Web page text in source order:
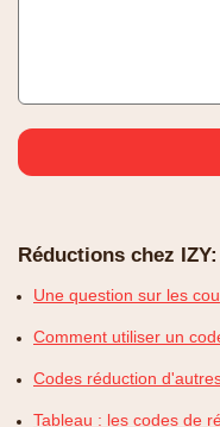
Réductions chez
Une question sur les
Comment utiliser un
Codes réduction
Tableau : les codes de